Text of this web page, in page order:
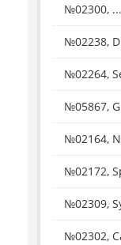
№02300, ...
№02238,
№02264,
№05867,
№02164,
№02172,
№02309,
№02302,